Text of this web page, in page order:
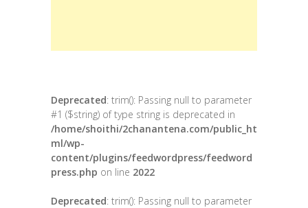
Deprecated: trim(): Passing null to parameter
#1 ($string) of type string is deprecated in
/home/shoithi/2chanantena.com/public_ht
ml/wp-
content/plugins/feedwordpress/feedword
press.php on line 2022
Deprecated: trim(): Passing null to parameter